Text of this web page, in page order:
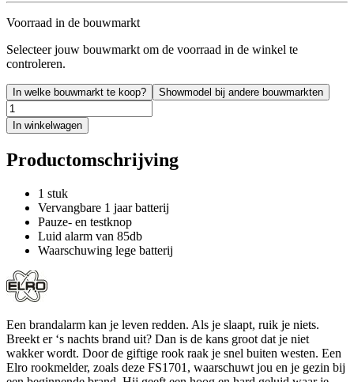
Voorraad in de bouwmarkt
Selecteer jouw bouwmarkt om de voorraad in de winkel te
controleren.
In welke bouwmarkt te koop? Showmodel bij andere bouwmarkten
In winkelwagen
Productomschrijving
1 stuk
Vervangbare 1 jaar batterij
Pauze- en testknop
Luid alarm van 85db
Waarschuwing lege batterij
Een brandalarm kan je leven redden. Als je slaapt, ruik je niets.
Breekt er ‘s nachts brand uit? Dan is de kans groot dat je niet
wakker wordt. Door de giftige rook raak je snel buiten westen. Een
Elro rookmelder, zoals deze FS1701, waarschuwt jou en je gezin bij